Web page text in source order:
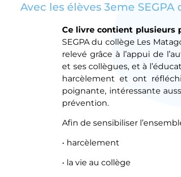
Avec les élèves 3eme
Ce livre contient plusieurs
SEGPA du collège Les
relevé grâce à l’appui de
et ses collègues, et à
harcèlement et ont
poignante, intéressante
prévention.
Afin de sensibiliser
• harcèlement
• la vie au collège